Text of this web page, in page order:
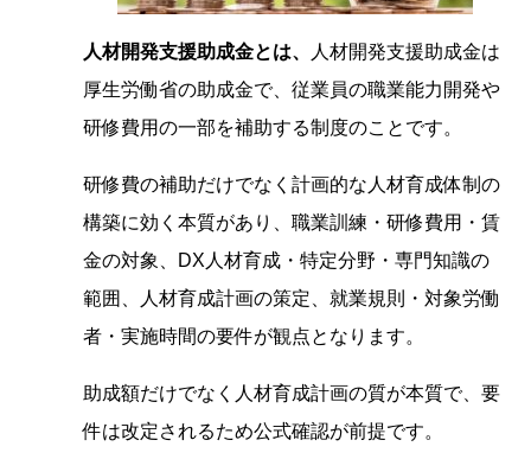
人材開発支援助成金とは、
人材開発支援助成金は
厚生労働省の助成金で、従業員の職業能力開発や
研修費用の一部を補助する制度のことです。
研修費の補助だけでなく計画的な人材育成体制の
構築に効く本質があり、職業訓練・研修費用・賃
金の対象、DX人材育成・特定分野・専門知識の
範囲、人材育成計画の策定、就業規則・対象労働
者・実施時間の要件が観点となります。
助成額だけでなく人材育成計画の質が本質で、要
件は改定されるため公式確認が前提です。